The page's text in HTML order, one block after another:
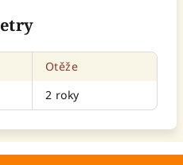
Otěže
2 roky